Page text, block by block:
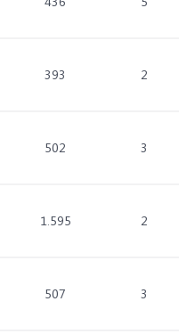
393 2
502 3
1.595 2
507 3